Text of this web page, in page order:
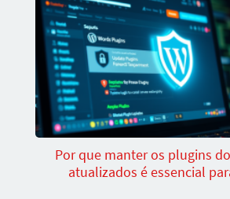
Por que manter os plugins
atualizados é essencial